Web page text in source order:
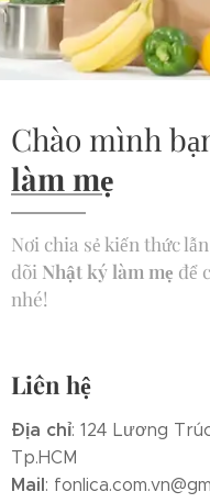
Chào mình
làm mẹ
Nơi chia sẻ kiến thức
dõi Nhật ký làm mẹ để
nhé!
Liên hệ
Địa chỉ: 124 Lương
Tp.HCM
Mail: